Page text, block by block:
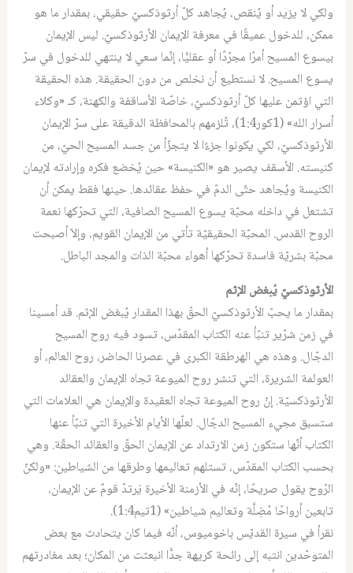
ولكي لا يزيد أو يُنقص، يُجاهد كلّ أرثوذكسيّ حقيقي، بمقدار ما هو
ممكن، للدخول عميقًا في معرفة الإيمان الأرثوذكسيّ. ليس الإيمان
بيسوع المسيح أمرًا مجرّدًا أو عقليًّا، إنّما سعي لا ينتهي للدخول في سرّ
يسوع المسيح. لا نستطيع أن نخلص من دون الحقيقة. هذه الحقيقة
التي اؤتمن عليها كلّ أرثوذكسيّ، خاصّة الأساقفة والكهنة، كـ «وكلاء
أسرار الله» (1كور1:4)، تُلزمهم بالمحافظة الدقيقة على سرّ الإيمان
الأرثوذكسيّ، لكي يكونوا جزءًا لا يتجزّأ من جسد المسيح الحيّ، من
كنيسته. الأسقف يصير هو «الكنيسة» حين يُخضع فكره وإرادته لإيمان
الكنيسة ويُجاهد حتّى الدمّ في حفظ عقائدها. حينها فقط يمكن أن
تشتعل في داخله محبّة يسوع المسيح الصافية، التي تحرّكها نعمة
الروح القدس. المحبّة الحقيقيّة تأتي من الإيمان القويم، وإلاّ أصبحت
محبّة بشريّة فاسدة تحرّكها أهواء محبّة الذات والمجد الباطل.
الأرثوذكسيّ يُبغض الإثم
بمقدار ما يحبّ الأرثوذكسيّ الحقّ بهذا المقدار يُبغض الإثم. قد أمسينا
في زمن شرّير تنبّأ عنه الكتاب المقدّس، تسود فيه روح المسيح
الدجّال. وهذه هي الهرطقة الكبرى في عصرنا الحاضر، روح العالم، أو
العولمة الشريرة، التي تنشر روح الميوعة تجاه الإيمان والعقائد
الأرثوذكسيّة. إنّ روح الميوعة تجاه العقيدة والإيمان هي العلامات التي
ستسبق مجيء المسيح الدجّال. لعلّها الأيام الأخيرة التي تنبّأ عنها
الكتاب أنّها ستكون زمن الارتداد عن الإيمان الحقّ والعقائد الحقّة. وهي
بحسب الكتاب المقدّس، تستلهم تعاليمها وطرقها من الشياطين: «ولكنّ
الرّوح يقول صريحًا، إنّه في الأزمنة الأخيرة يَرتدّ قومٌ عن الإيمان،
تابعين أرواحًا مُضِلَّة وتعاليم شياطين» (1تيم1:4).
نقرأ في سيرة القديّس باخوميوس، أنّه فيما كان يتحادث مع بعض
المتوحّدين انتبه إلى رائحة كريهة جدًّا انبعثت من المكان؛ بعد مغادرتهم